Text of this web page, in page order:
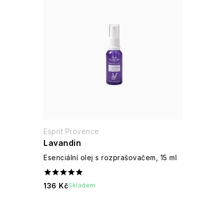
Lavandin
Esenciální olej s rozprašovačem, 15 ml
136 KčSkladem
Esprit Provence